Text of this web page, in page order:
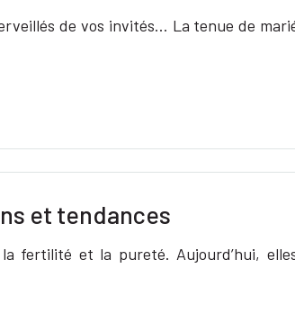
de vos invités… La tenue de
et tendances
fertilité et la pureté. Aujourd’hui,